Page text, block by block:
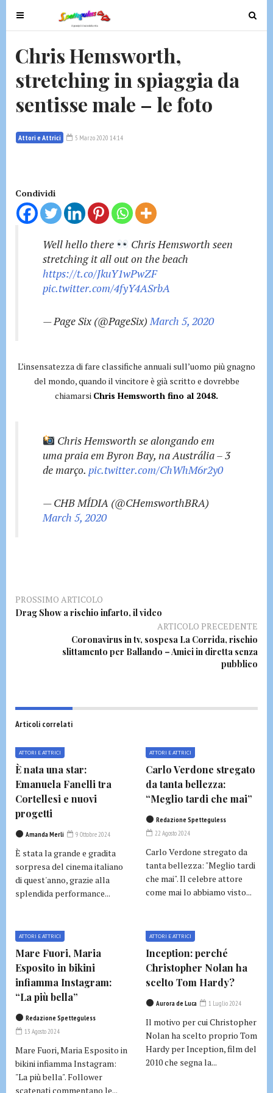
T
o
g
e
n
v
i
t
o
T
o
Chris Hemsworth,
stretching in spiaggia da
sentisse male – le foto
Attori e Attrici 5 Marzo 2020 14:14
Condividi
Well hello there
Chris Hemsworth seen
stretching it all out on the beach
https://t.co/JkuY1wPwZF
pic.twitter.com/4fyY4ASrbA
— Page Six (@PageSix)March 5, 2020
L’insensatezza di fare classifiche annuali sull’uomo più gnagno
del mondo, quando il vincitore è già scritto e dovrebbe
chiamarsi Chris Hemsworth fino al 2048.
Chris Hemsworth se alongando em
uma praia em Byron Bay, na Austrália – 3
de março. pic.twitter.com/ChWhM6r2y0
— CHB MÍDIA (@CHemsworthBRA)
March 5, 2020
PROSSIMO ARTICOLO
Drag Show a rischio infarto, il video
ARTICOLO PRECEDENTE
Coronavirus in tv, sospesa La Corrida, rischio
slittamento per Ballando – Amici in diretta senza
pubblico
Articoli correlati
ATTORI E ATTRICI
È nata una star:
Emanuela Fanelli tra
Cortellesi e nuovi
progetti
Amanda Merli 9 Ottobre 2024
È stata la grande e gradita
sorpresa del cinema italiano
di quest'anno, grazie alla
splendida performance...
ATTORI E ATTRICI
Carlo Verdone stregato
da tanta bellezza:
“Meglio tardi che mai”
Redazione Spetteguless
22 Agosto 2024
Carlo Verdone stregato da
tanta bellezza: "Meglio tardi
che mai". Il celebre attore
come mai lo abbiamo visto...
ATTORI E ATTRICI
Mare Fuori, Maria
Esposito in bikini
infiamma Instagram:
“La più bella”
Redazione Spetteguless
13 Agosto 2024
Mare Fuori, Maria Esposito in
bikini infiamma Instagram:
"La più bella". Follower
scatenati commentano le...
ATTORI E ATTRICI
Inception: perché
Christopher Nolan ha
scelto Tom Hardy?
Aurora de Luca 1 Luglio 2024
Il motivo per cui Christopher
Nolan ha scelto proprio Tom
Hardy per Inception, film del
2010 che segna la...